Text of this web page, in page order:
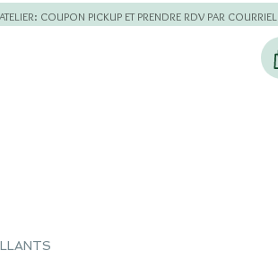
COUPON PICKUP ET PRENDRE RDV PAR COURRIEL